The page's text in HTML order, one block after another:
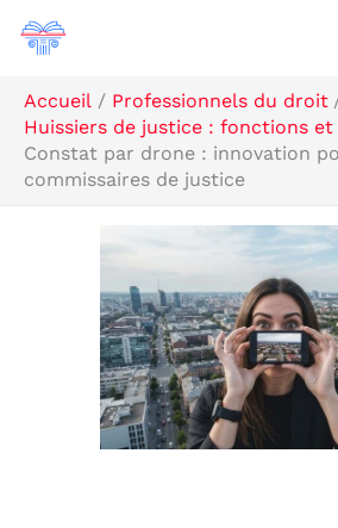
Aller
Accueil
Professionnels du droit
Huissiers de justice : fonctions
Constat par drone : innovation
commissaires de justice
Rechercher